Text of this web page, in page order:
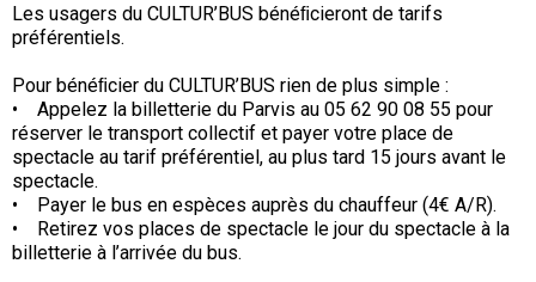
Les usagers du CULTUR’BUS bénéﬁcieront de tarifs
préférentiels.
Pour bénéﬁcier du CULTUR’BUS rien de plus simple :
• Appelez la billetterie du Parvis au 05 62 90 08 55 pour
réserver le transport collectif et payer votre place de
spectacle au tarif préférentiel, au plus tard 15 jours avant le
spectacle.
• Payer le bus en espèces auprès du chauffeur (4€ A/R).
• Retirez vos places de spectacle le jour du spectacle à la
billetterie à l’arrivée du bus.